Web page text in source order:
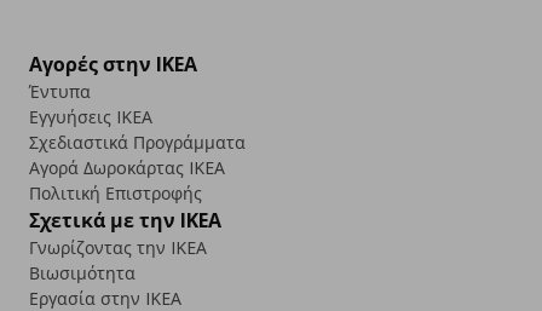
Αγορές στην IKEA
Έντυπα
Εγγυήσεις IKEA
Σχεδιαστικά Προγράμματα
Αγορά Δωρoκάρτας IKEA
Πολιτική Επιστροφής
Σχετικά με την IKEA
Γνωρίζοντας την IKEA
Βιωσιμότητα
Εργασία στην IKEA